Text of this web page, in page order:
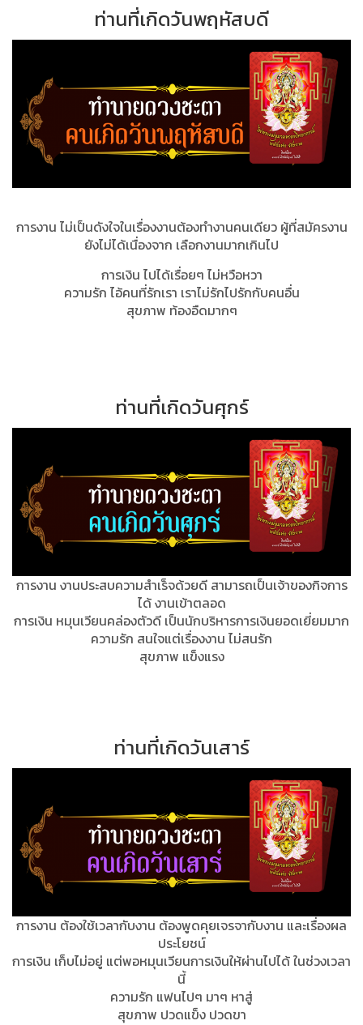
ท่านที่เกิดวันพฤหัสบดี
การงาน ไม่เป็นดังใจในเรื่องงานต้องทำงานคนเดียว ผู้ที่สมัครงาน
ยังไม่ได้เนื่องจาก เลือกงานมากเกินไป
การเงิน ไปได้เรื่อยๆ ไม่หวือหวา
ความรัก ไอ้คนที่รักเรา เราไม่รักไปรักกับคนอื่น
สุขภาพ ท้องอืดมากๆ
ท่านที่เกิดวันศุกร์
การงาน งานประสบความสำเร็จด้วยดี สามารถเป็นเจ้าของกิจการ
ได้ งานเข้าตลอด
การเงิน หมุนเวียนคล่องตัวดี เป็นนักบริหารการเงินยอดเยี่ยมมาก
ความรัก สนใจแต่เรื่องงาน ไม่สนรัก
สุขภาพ แข็งแรง
ท่านที่เกิดวันเสาร์
การงาน ต้องใช้เวลากับงาน ต้องพูดคุยเจรจากับงาน และเรื่องผล
ประโยชน์
การเงิน เก็บไม่อยู่ แต่พอหมุนเวียนการเงินให้ผ่านไปได้ ในช่วงเวลา
นี้
ความรัก แฟนไปๆ มาๆ หาสู่
สุขภาพ ปวดแข็ง ปวดขา